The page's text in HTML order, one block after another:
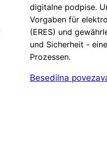
digitalne podpise.
Vorgaben für
(ERES) und
und Sicherheit -
Prozessen.
Besedilna